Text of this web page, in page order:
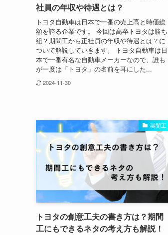
社員の年収や待遇とは？
トヨタ自動車は日本で一番の売上高と時価総
額を誇る企業です。 今回は高卒トヨタは勝ち
組？期間工から正社員の年収や待遇とは？に
ついて解説していきます。 トヨタ自動車は日
本で一番有名な自動車メーカーなので、誰も
が一度は「トヨタ」の名前を耳にした...
2024-11-30
期間工
トヨタの創意工夫の書き方は？期間
工にもできるネタの考え方も解説！